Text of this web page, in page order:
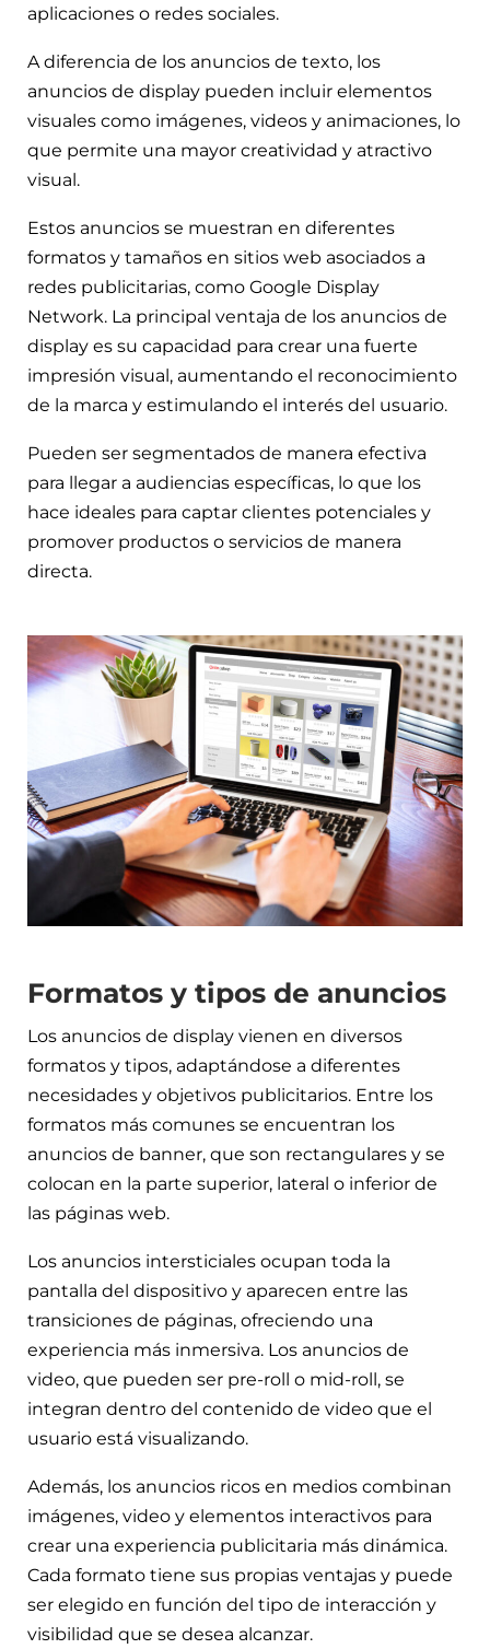
aplicaciones o redes sociales.
A diferencia de los anuncios de texto, los
anuncios de display pueden incluir elementos
visuales como imágenes, videos y animaciones, lo
que permite una mayor creatividad y atractivo
visual.
Estos anuncios se muestran en diferentes
formatos y tamaños en sitios web asociados a
redes publicitarias, como Google Display
Network. La principal ventaja de los anuncios de
display es su capacidad para crear una fuerte
impresión visual, aumentando el reconocimiento
de la marca y estimulando el interés del usuario.
Pueden ser segmentados de manera efectiva
para llegar a audiencias específicas, lo que los
hace ideales para captar clientes potenciales y
promover productos o servicios de manera
directa.
Formatos y tipos de anuncios
Los anuncios de display vienen en diversos
formatos y tipos, adaptándose a diferentes
necesidades y objetivos publicitarios. Entre los
formatos más comunes se encuentran los
anuncios de banner, que son rectangulares y se
colocan en la parte superior, lateral o inferior de
las páginas web.
Los anuncios intersticiales ocupan toda la
pantalla del dispositivo y aparecen entre las
transiciones de páginas, ofreciendo una
experiencia más inmersiva. Los anuncios de
video, que pueden ser pre-roll o mid-roll, se
integran dentro del contenido de video que el
usuario está visualizando.
Además, los anuncios ricos en medios combinan
imágenes, video y elementos interactivos para
crear una experiencia publicitaria más dinámica.
Cada formato tiene sus propias ventajas y puede
ser elegido en función del tipo de interacción y
visibilidad que se desea alcanzar.